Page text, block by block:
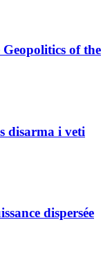
of the
disarma i veti
dispersée